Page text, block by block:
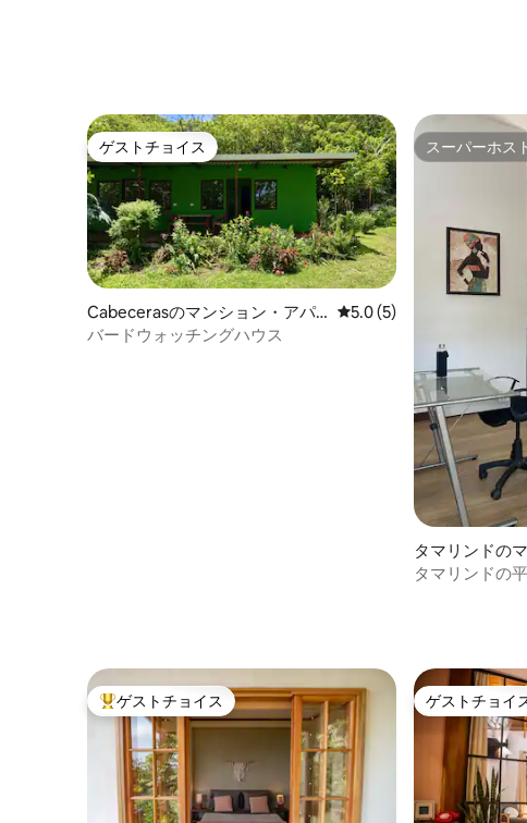
ゲストチョイス
ゲストチョイス
Cabecerasのマンション・アパ
ート
レビュー5件、5つ星中
5.0 (5)
バードウォッチングハウス
スーパーホス
スーパーホス
タマリンドの
ート
タマリンドの
大好評のゲストチョイスです。
ゲストチョイス ゲストチョイ
ゲストチョイ